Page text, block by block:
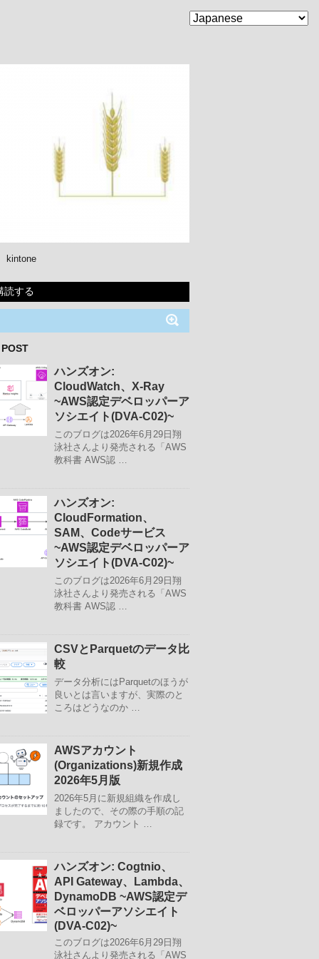
kintone
読する
ハンズオン:
CloudWatch、X-Ray
~AWS認定デベロッパーア
ソシエイト(DVA-C02)~
このブログは2026年6月29日翔
泳社さんより発売される「AWS
教科書 AWS認 …
ハンズオン:
CloudFormation、
SAM、Codeサービス
~AWS認定デベロッパーア
ソシエイト(DVA-C02)~
このブログは2026年6月29日翔
泳社さんより発売される「AWS
教科書 AWS認 …
CSVとParquetのデータ比
較
データ分析にはParquetのほうが
良いとは言いますが、実際のと
ころはどうなのか …
AWSアカウント
(Organizations)新規作成
2026年5月版
2026年5月に新規組織を作成し
ましたので、その際の手順の記
録です。 アカウント …
ハンズオン: Cogtnio、
API Gateway、Lambda、
DynamoDB ~AWS認定デ
ベロッパーアソシエイト
(DVA-C02)~
このブログは2026年6月29日翔
泳社さんより発売される「AWS